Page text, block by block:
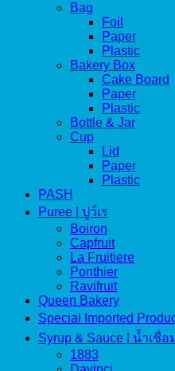
Bag
Foil
Paper
Plastic
Bakery Box
Cake Board
Paper
Plastic
Bottle & Jar
Cup
Lid
Paper
Plastic
PASH
Puree | ปูว์เร
Boiron
Capfruit
La Fruitiere
Ponthier
Ravifruit
Queen Bakery
Special Imported
Syrup & Sauce | น้ำเชื่อ
1883